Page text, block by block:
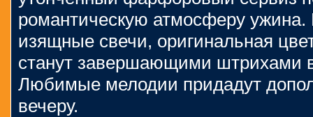
романтическую атмосферу ужина.
изящные свечи, оригинальная
станут завершающими штрихами
Любимые мелодии придадут
вечеру.